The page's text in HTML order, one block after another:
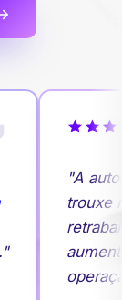
"A
trouxe